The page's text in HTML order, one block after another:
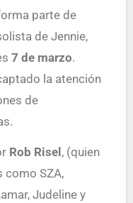
parte de
de Jennie,
7 de marzo.
la atención
de
Rob Risel , (quien
como SZA,
Judeline y